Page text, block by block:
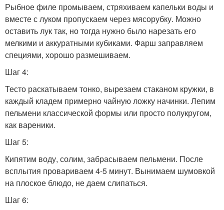
Рыбное филе промываем, стряхиваем капельки воды и
вместе с луком пропускаем через мясорубку. Можно
оставить лук так, но тогда нужно было нарезать его
мелкими и аккуратными кубиками. Фарш заправляем
специями, хорошо размешиваем.
Шаг 4:
Тесто раскатываем тонко, вырезаем стаканом кружки, в
каждый кладем примерно чайную ложку начинки. Лепим
пельмени классической формы или просто полукругом,
как вареники.
Шаг 5:
Кипятим воду, солим, забрасываем пельмени. После
всплытия провариваем 4-5 минут. Вынимаем шумовкой
на плоское блюдо, не даем слипаться.
Шаг 6: